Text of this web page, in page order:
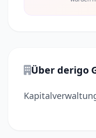
Über derigo